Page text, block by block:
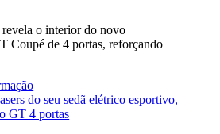
o interior do novo
Coupé de 4 portas, reforçando